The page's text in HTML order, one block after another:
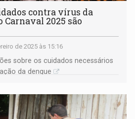
contra vírus da
Carnaval 2025 são
de 2025 às 15:16
sobre os cuidados necessários
da dengue